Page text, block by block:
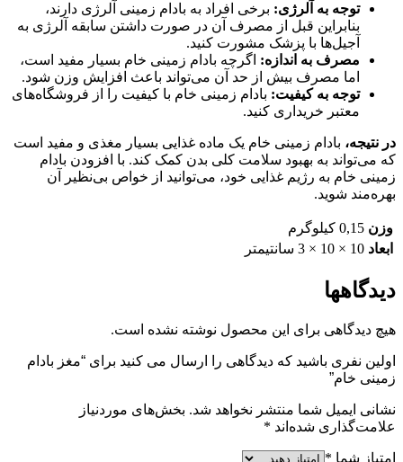
توجه به آلرژی: برخی افراد به بادام زمینی آلرژی دارند،
بنابراین قبل از مصرف آن در صورت داشتن سابقه آلرژی به
آجیل‌ها با پزشک مشورت کنید.
مصرف به اندازه: اگرچه بادام زمینی خام بسیار مفید است،
اما مصرف بیش از حد آن می‌تواند باعث افزایش وزن شود.
توجه به کیفیت: بادام زمینی خام با کیفیت را از فروشگاه‌های
معتبر خریداری کنید.
در نتیجه، بادام زمینی خام یک ماده غذایی بسیار مغذی و مفید است
که می‌تواند به بهبود سلامت کلی بدن کمک کند. با افزودن بادام
زمینی خام به رژیم غذایی خود، می‌توانید از خواص بی‌نظیر آن
بهره‌مند شوید.
وزن 0,15 کیلوگرم
ابعاد 10 × 10 × 3 سانتیمتر
دیدگاهها
هیچ دیدگاهی برای این محصول نوشته نشده است.
اولین نفری باشید که دیدگاهی را ارسال می کنید برای “مغز بادام
زمینی خام”
نشانی ایمیل شما منتشر نخواهد شد. بخش‌های موردنیاز
علامت‌گذاری شده‌اند *
امتیاز شما *